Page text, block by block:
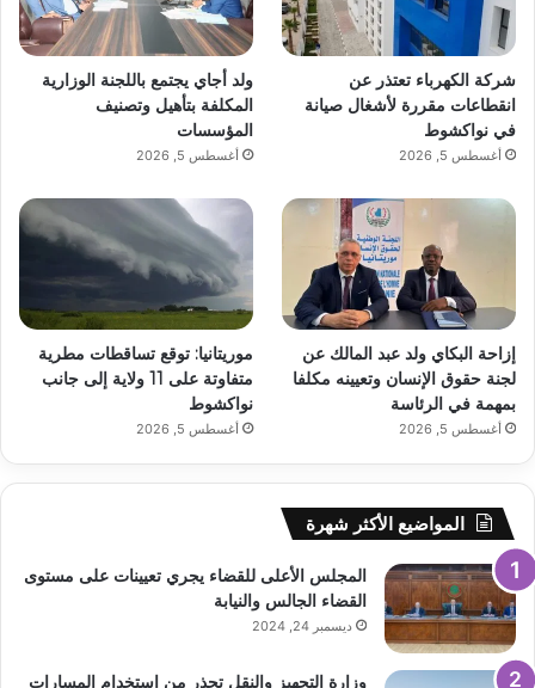
شركة الكهرباء تعتذر عن
انقطاعات مقررة لأشغال صيانة
في نواكشوط
أغسطس 5, 2026
ولد أجاي يجتمع باللجنة الوزارية
المكلفة بتأهيل وتصنيف
المؤسسات
أغسطس 5, 2026
إزاحة البكاي ولد عبد المالك عن
لجنة حقوق الإنسان وتعيينه مكلفا
بمهمة في الرئاسة
أغسطس 5, 2026
موريتانيا: توقع تساقطات مطرية
متفاوتة على 11 ولاية إلى جانب
نواكشوط
أغسطس 5, 2026
المواضيع الأكثر شهرة
المجلس الأعلى للقضاء يجري تعيينات على مستوى
القضاء الجالس والنيابة
ديسمبر 24, 2024
وزارة التجهيز والنقل تحذر من استخدام المسارات